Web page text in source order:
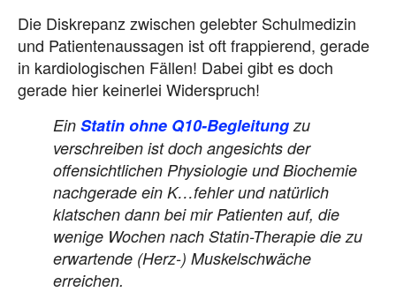
Die Diskrepanz zwischen gelebter Schulmedizin
und Patientenaussagen ist oft frappierend, gerade
in kardiologischen Fällen! Dabei gibt es doch
gerade hier keinerlei Widerspruch!
Ein Statin ohne Q10-Begleitungzu
verschreiben ist doch angesichts der
offensichtlichen Physiologie und Biochemie
nachgerade ein K…fehler und natürlich
klatschen dann bei mir Patienten auf, die
wenige Wochen nach Statin-Therapie die zu
erwartende (Herz-) Muskelschwäche
erreichen.